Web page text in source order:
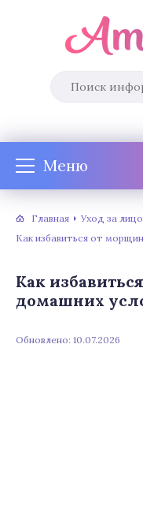
Меню
Главная
Уход за
Как избавиться от
Как
домашних
Обновлено: 10.07.2026